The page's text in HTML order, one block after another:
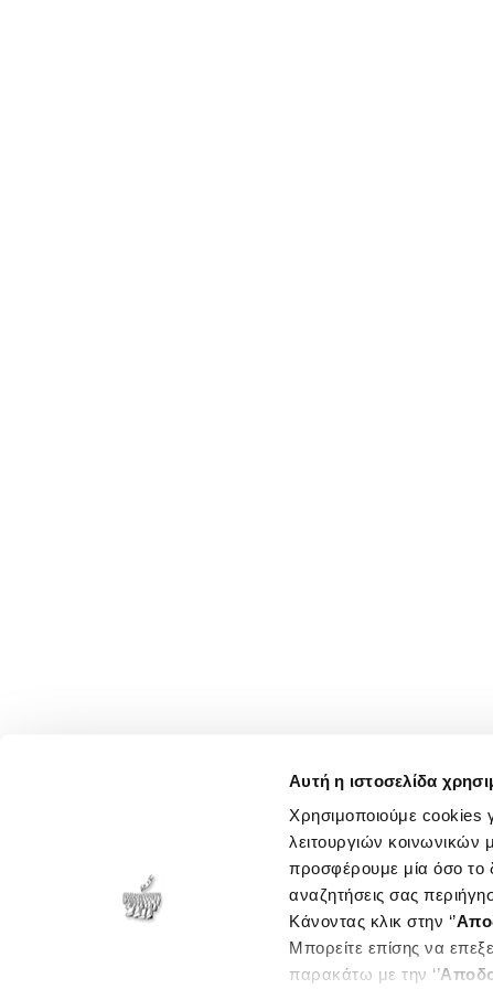
Αυτή η ιστοσελίδα
Χρησιμοποιούμε cookies
λειτουργιών κοινωνικών
προσφέρουμε μία όσο το
αναζητήσεις σας
Κάνοντας κλικ στην ‘’
Μπορείτε επίσης να
παρακάτω με την ‘’